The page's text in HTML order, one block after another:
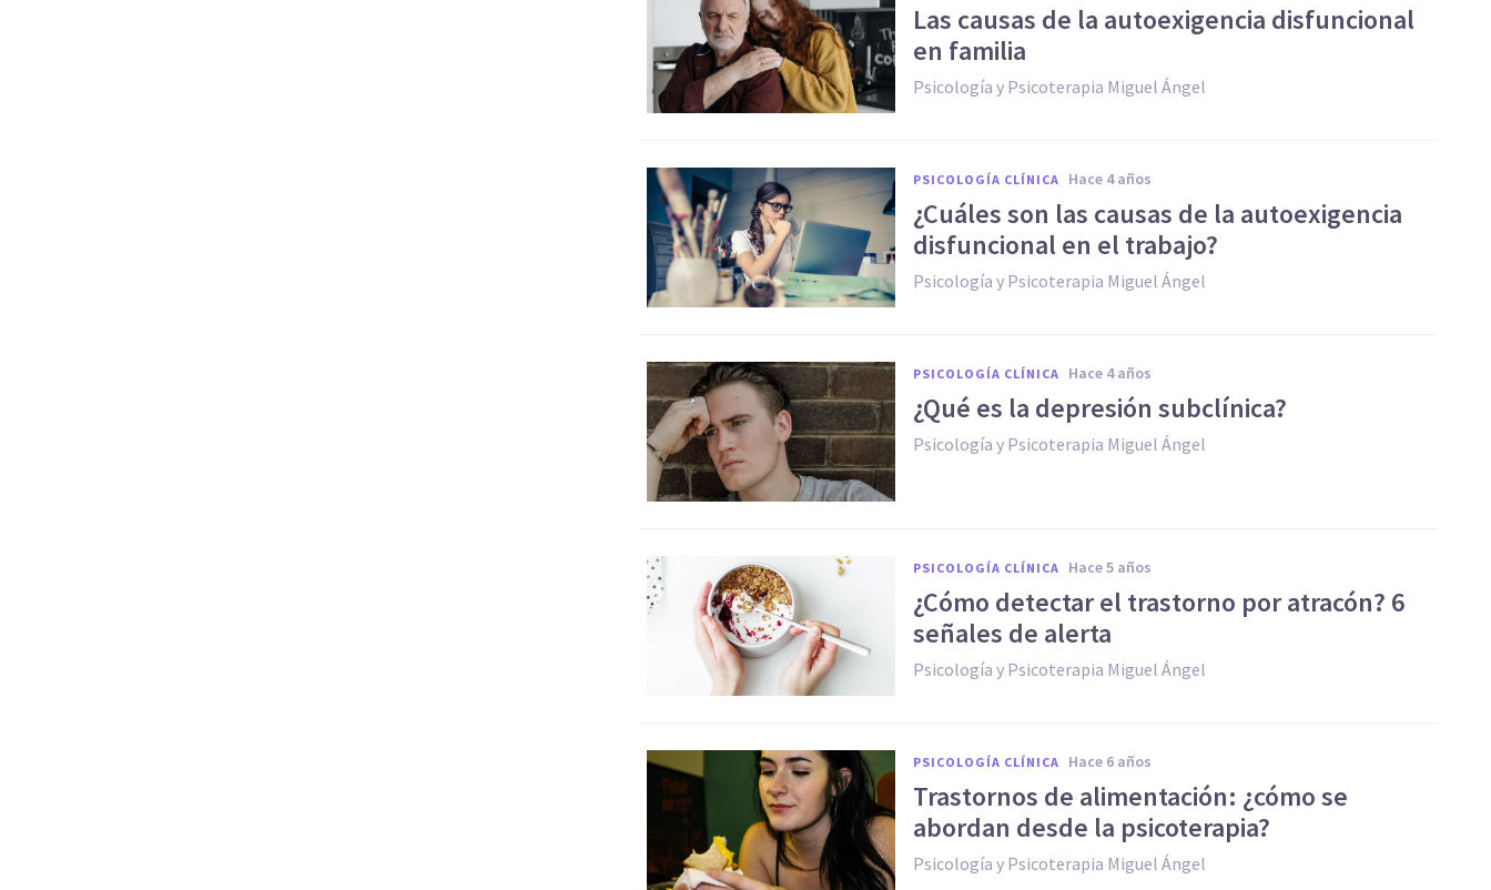
Las causas de la autoexigencia disfuncional
en familia
Psicología y Psicoterapia Miguel Ángel
PSICOLOGÍA CLÍNICA hace 4 años
¿Cuáles son las causas de la autoexigencia
disfuncional en el trabajo?
Psicología y Psicoterapia Miguel Ángel
PSICOLOGÍA CLÍNICA hace 4 años
¿Qué es la depresión subclínica?
Psicología y Psicoterapia Miguel Ángel
PSICOLOGÍA CLÍNICA hace 5 años
¿Cómo detectar el trastorno por atracón? 6
señales de alerta
Psicología y Psicoterapia Miguel Ángel
PSICOLOGÍA CLÍNICA hace 6 años
Trastornos de alimentación: ¿cómo se
abordan desde la psicoterapia?
Psicología y Psicoterapia Miguel Ángel